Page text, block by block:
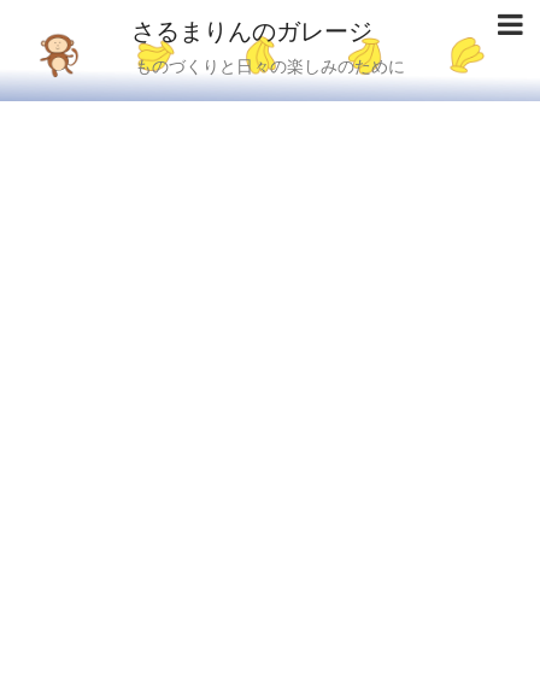
さるまりんのガレージ
ものづくりと日々の楽しみのために